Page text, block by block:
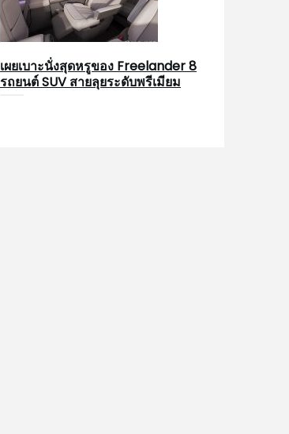
เผยเบาะนั่งสุดหรูของ Freelander 8
รถยนต์ SUV สายลุยระดับพรีเมียม